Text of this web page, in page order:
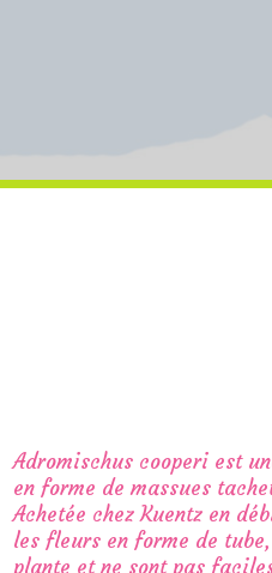
Adromischus cooperi est
en forme de massues
Achetée chez Kuentz en
les fleurs en forme de
plante et ne sont pas